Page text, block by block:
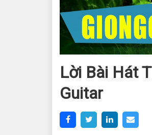
Lời Bài Hát
Guitar